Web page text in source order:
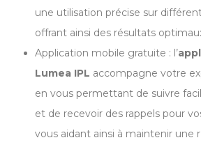
une utilisation précise sur
offrant ainsi des résultats
Application mobile gratuite : l’
Lumea IPL accompagne votre
en vous permettant de suivre
et de recevoir des rappels pour
vous aidant ainsi à maintenir une